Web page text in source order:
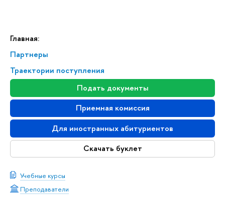
Главная:
Партнеры
Траектории поступления
Подать документы
Приемная комиссия
Для иностранных абитуриентов
Скачать буклет
Учебные курсы
Преподаватели